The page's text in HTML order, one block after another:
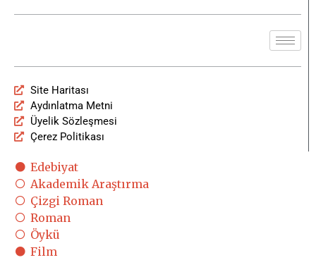
Site Haritası
Aydınlatma Metni
Üyelik Sözleşmesi
Çerez Politikası
Edebiyat
Akademik Araştırma
Çizgi Roman
Roman
Öykü
Film